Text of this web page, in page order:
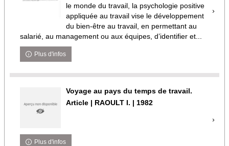
le monde du travail, la psychologie positive
appliquée au travail vise le développement
du bien-être au travail, en permettant au
salarié, au management ou aux équipes, d’identifier et...
Plus d'infos
Voyage au pays du temps de travail.
Article | RAOULT I. | 1982
Plus d'infos